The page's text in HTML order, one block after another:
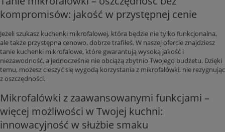
kompromisów: jakość w przystępnej cenie
Jeżeli szukasz kuchenki mikrofalowej, która będzie nie tylko funkcjonalna,
ale także przystępna cenowo, dobrze trafiłeś. W naszej ofercie znajdziesz
tanie kuchenki mikrofalowe, które gwarantują wysoką jakość i
niezawodność, a jednocześnie nie obciążą zbytnio Twojego budżetu. Dzięki
temu, możesz cieszyć się wygodą korzystania z mikrofalówki, nie rezygnując
z oszczędności.
Mikrofalówki z zaawansowanymi funkcjami –
więcej możliwości w Twojej kuchni:
innowacyjność w służbie smaku